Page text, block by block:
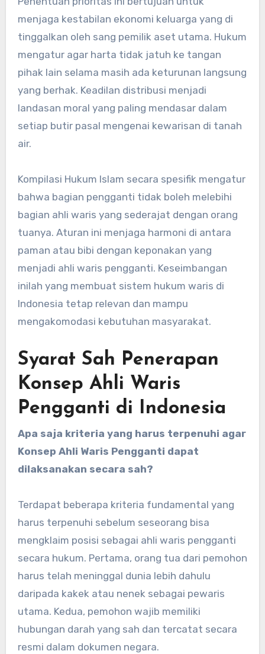
menjaga kestabilan ekonomi keluarga yang di
tinggalkan oleh sang pemilik aset utama. Hukum
mengatur agar harta tidak jatuh ke tangan
pihak lain selama masih ada keturunan langsung
yang berhak. Keadilan distribusi menjadi
landasan moral yang paling mendasar dalam
setiap butir pasal mengenai kewarisan di tanah
air.
Kompilasi Hukum Islam secara spesifik mengatur
bahwa bagian pengganti tidak boleh melebihi
bagian ahli waris yang sederajat dengan orang
tuanya. Aturan ini menjaga harmoni di antara
paman atau bibi dengan keponakan yang
menjadi ahli waris pengganti. Keseimbangan
inilah yang membuat sistem hukum waris di
Indonesia tetap relevan dan mampu
mengakomodasi kebutuhan masyarakat.
Syarat Sah Penerapan
Konsep Ahli Waris
Pengganti di Indonesia
Apa saja kriteria yang harus terpenuhi agar
Konsep Ahli Waris Pengganti dapat
dilaksanakan secara sah?
Terdapat beberapa kriteria fundamental yang
harus terpenuhi sebelum seseorang bisa
mengklaim posisi sebagai ahli waris pengganti
secara hukum. Pertama, orang tua dari pemohon
harus telah meninggal dunia lebih dahulu
daripada kakek atau nenek sebagai pewaris
utama. Kedua, pemohon wajib memiliki
hubungan darah yang sah dan tercatat secara
resmi dalam dokumen negara.